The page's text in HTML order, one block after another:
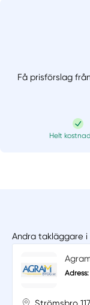
Få prisförslag
Helt
Andra takläggare
Adress: